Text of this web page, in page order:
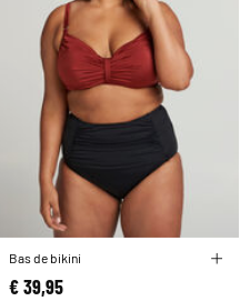
Bas de bikini
€ 39,95